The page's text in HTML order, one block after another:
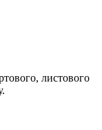
листового